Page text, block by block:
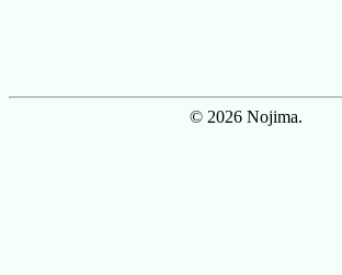
© 2026 Nojima.